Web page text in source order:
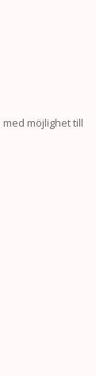
möjlighet till